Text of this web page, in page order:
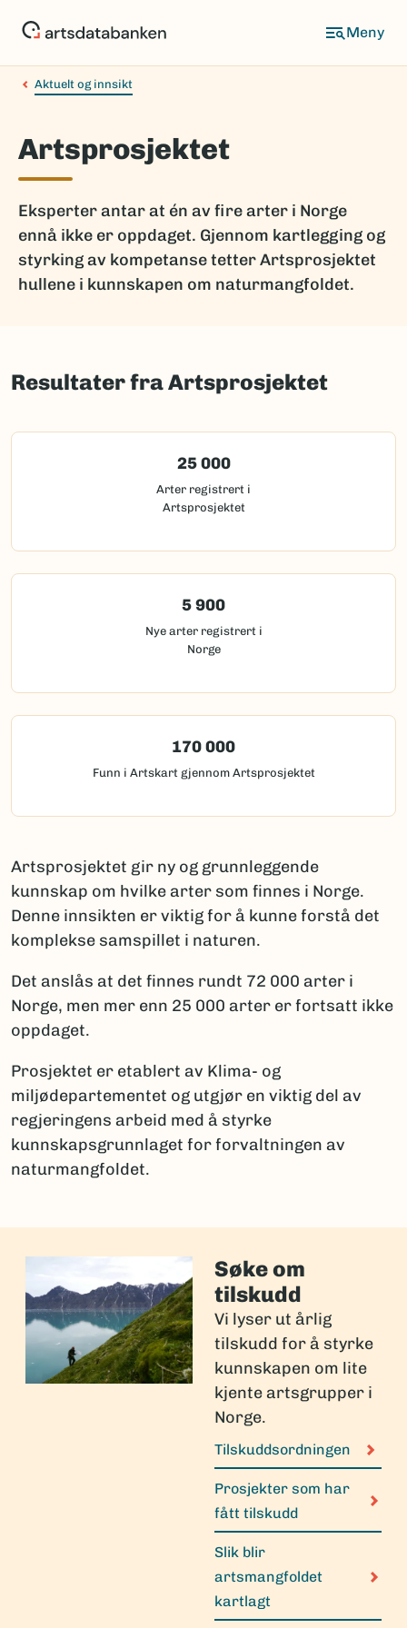
Aktuelt og innsikt
Artsprosjektet
Eksperter antar at én av fire arter i Norge
ennå ikke er oppdaget. Gjennom kartlegging og
styrking av kompetanse tetter Artsprosjektet
hullene i kunnskapen om naturmangfoldet.
Resultater fra Artsprosjektet
25 000
Arter registrert i
Artsprosjektet
5 900
Nye arter registrert i
Norge
170 000
Funn i Artskart gjennom Artsprosjektet
Artsprosjektet gir ny og grunnleggende
kunnskap om hvilke arter som finnes i Norge.
Denne innsikten er viktig for å kunne forstå det
komplekse samspillet i naturen.
Det anslås at det finnes rundt 72 000 arter i
Norge, men mer enn 25 000 arter er fortsatt ikke
oppdaget.
Prosjektet er etablert av Klima- og
miljødepartementet og utgjør en viktig del av
regjeringens arbeid med å styrke
kunnskapsgrunnlaget for forvaltningen av
naturmangfoldet.
Søke om
tilskudd
Vi lyser ut årlig
tilskudd for å styrke
kunnskapen om lite
kjente artsgrupper i
Norge.
Tilskuddsordningen
Prosjekter som har
fått tilskudd
Slik blir
artsmangfoldet
kartlagt